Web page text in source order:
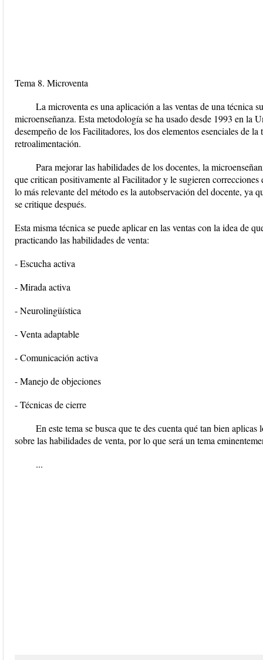
Tema 8. Microventa
La microventa es una aplicación a las ventas de una técnica
microenseñanza. Esta metodología se ha usado desde 1993 en la
desempeño de los Facilitadores, los dos elementos esenciales de
retroalimentación.
Para mejorar las habilidades de los docentes, la
que critican positivamente al Facilitador y le sugieren
lo más relevante del método es la autobservación del docente, ya
se critique después.
Esta misma técnica se puede aplicar en las ventas con la idea de
practicando las habilidades de venta:
- Escucha activa
- Mirada activa
- Neurolingüística
- Venta adaptable
- Comunicación activa
- Manejo de objeciones
- Técnicas de cierre
En este tema se busca que te des cuenta qué tan bien
sobre las habilidades de venta, por lo que será un tema
...